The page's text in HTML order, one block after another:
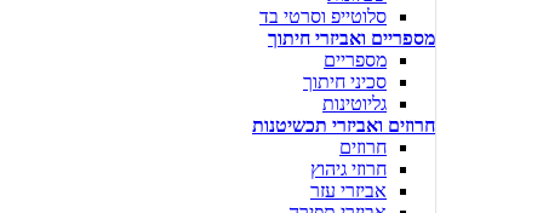
סלוטייפ וסרטי בד
מספריים ואביזרי חיתוך
מספריים
סכיני חיתוך
גליוטינות
חרוזים ואביזרי תכשיטנות
חרוזים
חרוזי גיהוץ
אביזרי עזר